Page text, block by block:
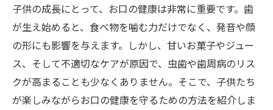
子供の成長にとって、お口の健康は非常に重要です。歯
が生え始めると、食べ物を噛む力だけでなく、発音や顔
の形にも影響を与えます。しかし、甘いお菓子やジュー
ス、そして不適切なケアが原因で、虫歯や歯周病のリス
クが高まることも少なくありません。そこで、子供たち
が楽しみながらお口の健康を守るための方法を紹介しま